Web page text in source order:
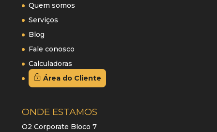
Quem somos
Serviços
Blog
Fale conosco
Calculadoras
Área do Cliente
ONDE ESTAMOS
O2 Corporate Bloco 7